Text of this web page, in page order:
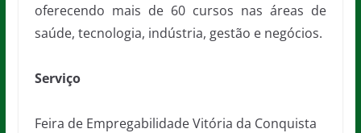
oferecendo mais de 60 cursos nas áreas de
saúde, tecnologia, indústria, gestão e negócios.
Serviço
Feira de Empregabilidade Vitória da Conquista